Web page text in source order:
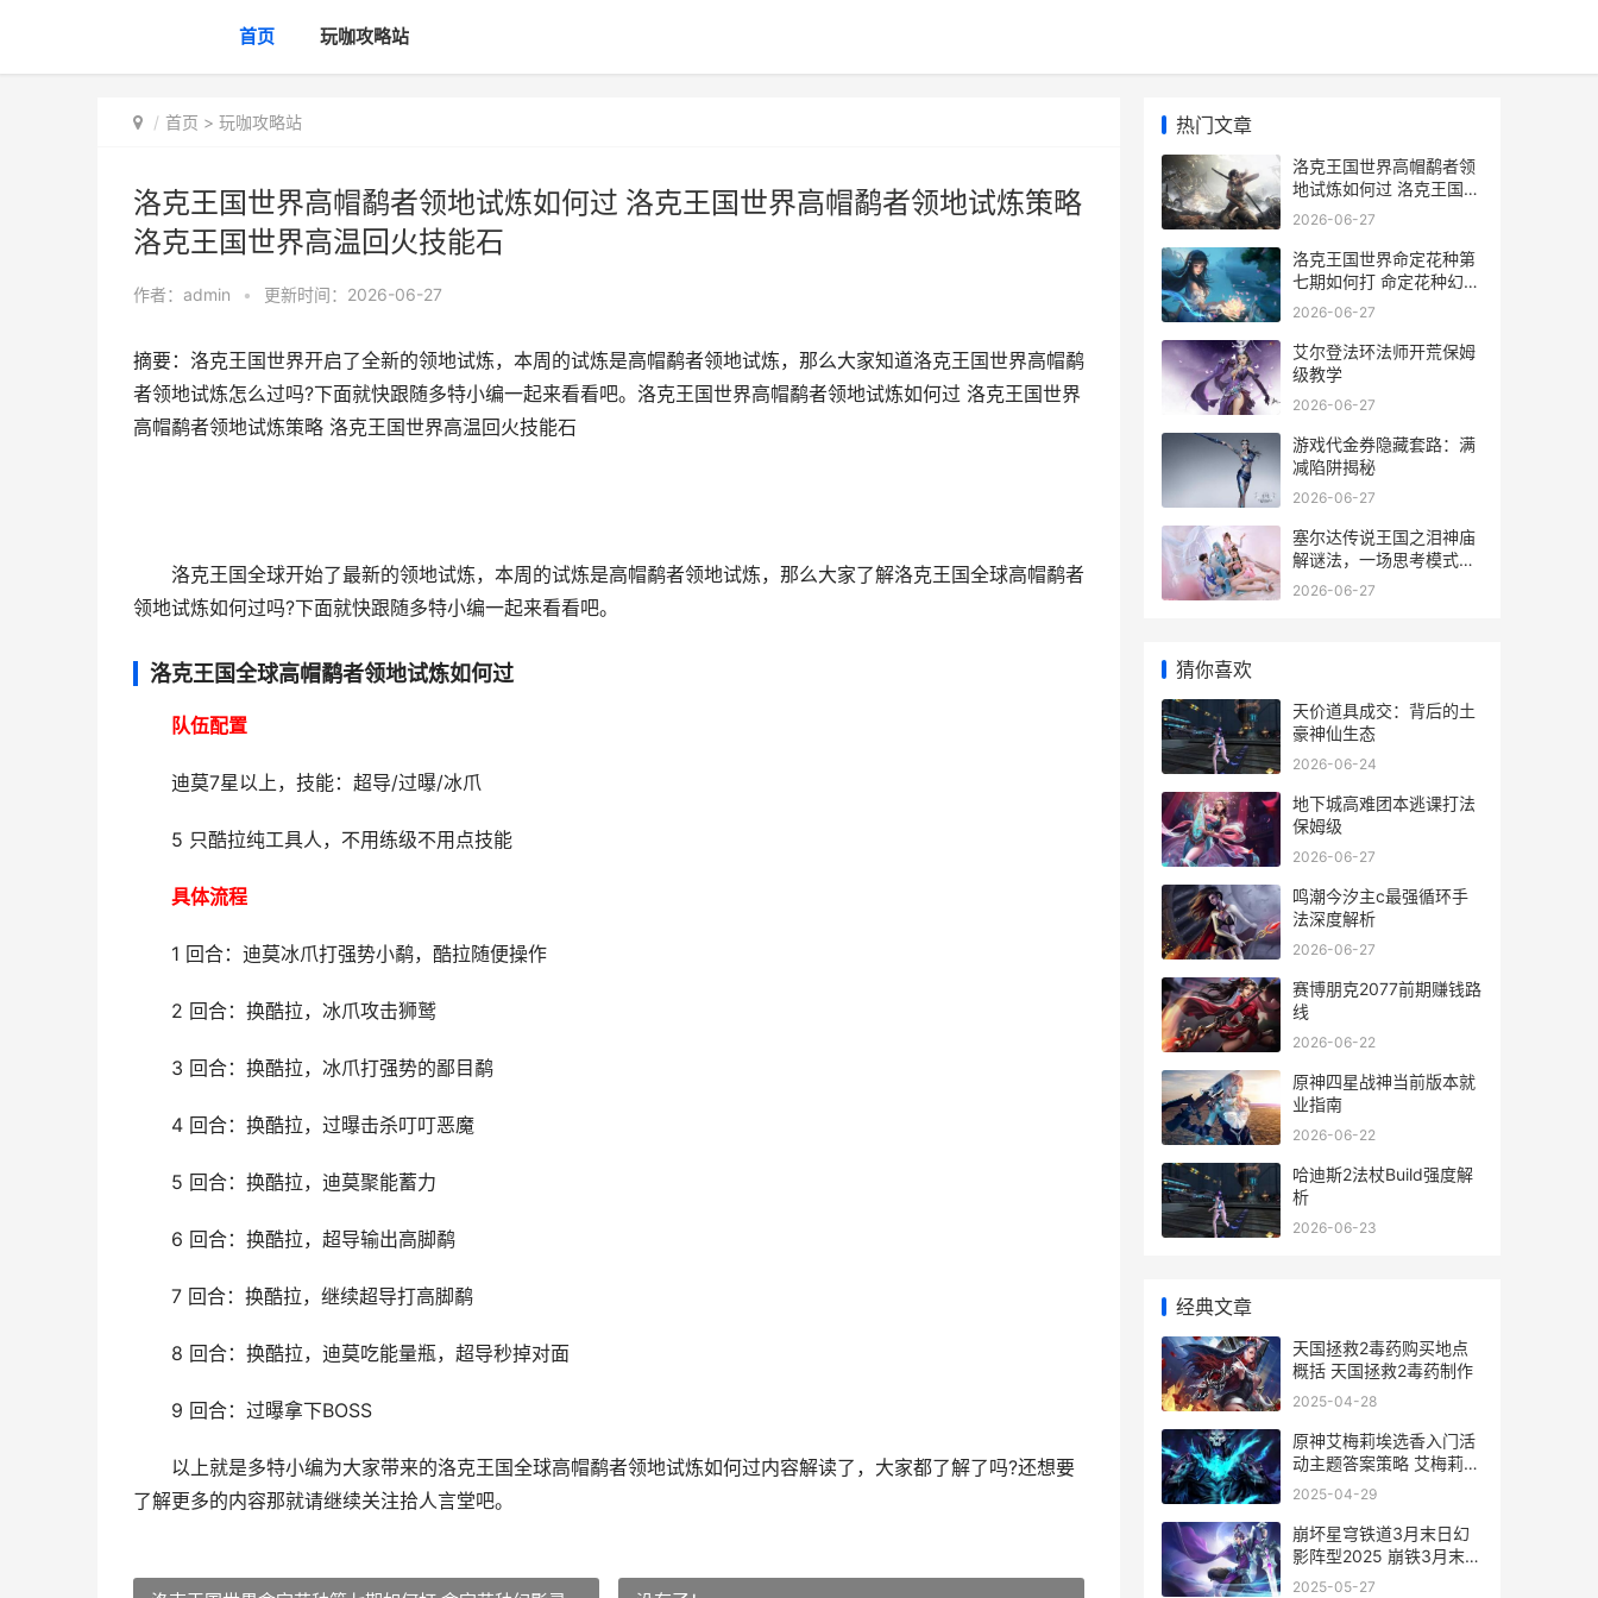
首页 玩咖攻略站
首页 > 玩咖攻略站
洛克王国世界高帽鹬者领地试炼如何过 洛克王国世界高帽鹬者领地试炼策略
洛克王国世界高温回火技能石
作者： admin • 更新时间：2026-06-27
摘要：洛克王国世界开启了全新的领地试炼，本周的试炼是高帽鹬者领地试炼，那么大家知道洛克王国世界高帽鹬
者领地试炼怎么过吗?下面就快跟随多特小编一起来看看吧。洛克王国世界高帽鹬者领地试炼如何过 洛克王国世界
高帽鹬者领地试炼策略 洛克王国世界高温回火技能石
洛克王国全球开始了最新的领地试炼，本周的试炼是高帽鹬者领地试炼，那么大家了解洛克王国全球高帽鹬者
领地试炼如何过吗?下面就快跟随多特小编一起来看看吧。
洛克王国全球高帽鹬者领地试炼如何过
队伍配置
迪莫7星以上，技能：超导/过曝/冰爪
5 只酷拉纯工具人，不用练级不用点技能
具体流程
1 回合：迪莫冰爪打强势小鹬，酷拉随便操作
2 回合：换酷拉，冰爪攻击狮鹫
3 回合：换酷拉，冰爪打强势的鄙目鹬
4 回合：换酷拉，过曝击杀叮叮恶魔
5 回合：换酷拉，迪莫聚能蓄力
6 回合：换酷拉，超导输出高脚鹬
7 回合：换酷拉，继续超导打高脚鹬
8 回合：换酷拉，迪莫吃能量瓶，超导秒掉对面
9 回合：过曝拿下BOSS
以上就是多特小编为大家带来的洛克王国全球高帽鹬者领地试炼如何过内容解读了，大家都了解了吗?还想要
了解更多的内容那就请继续关注拾人言堂吧。
热门文章
洛克王国世界高帽鹬者领
地试炼如何过 洛克王国世
界高帽鹬者领地试炼策略
能石
2026-06-27
洛克王国世界命定花种第
七期如何打 命定花种幻影
灵菇怖哭菇流浪鼠打法策
怎么打
2026-06-27
艾尔登法环法师开荒保姆
级教学
2026-06-27
游戏代金券隐藏套路：满
减陷阱揭秘
2026-06-27
塞尔达传说王国之泪神庙
解谜法，一场思考模式的
革命
2026-06-27
猜你喜欢
天价道具成交：背后的土
豪神仙生态
2026-06-24
地下城高难团本逃课打法
保姆级
2026-06-27
鸣潮今汐主c最强循环手
法深度解析
2026-06-27
赛博朋克2077前期赚钱路
线
2026-06-22
原神四星战神当前版本就
业指南
2026-06-22
哈迪斯2法杖Build强度解
析
2026-06-23
经典文章
天国拯救2毒药购买地点
概括 天国拯救2毒药制作
2025-04-28
原神艾梅莉埃选香入门活
动主题答案策略 艾梅莉位
阶
2025-04-29
崩坏星穹铁道3月末日幻
影阵型2025 崩铁3月末日
幻影阵型如何组合 崩坏星
2025-05-27